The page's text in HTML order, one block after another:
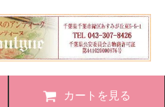
カートを見る